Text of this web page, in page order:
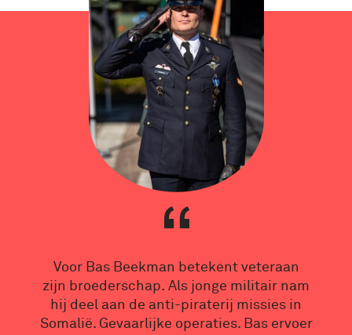
Voor Bas Beekman betekent veteraan
zijn broederschap. Als jonge militair nam
hij deel aan de anti-piraterij missies in
Somalië. Gevaarlijke operaties. Bas ervoer